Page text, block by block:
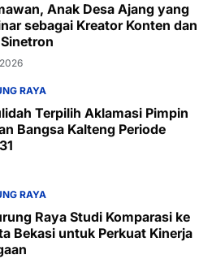
Anak Desa Ajang yang
sebagai Kreator Konten dan
RAYA
Terpilih Aklamasi Pimpin
Bangsa Kalteng Periode
RAYA
Raya Studi Komparasi ke
Bekasi untuk Perkuat Kinerja